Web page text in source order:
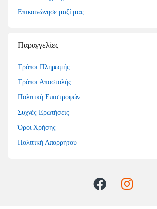
Επικοινώνησε μαζί μας
Παραγγελίες
Τρόποι Πληρωμής
Τρόποι Αποστολής
Πολιτική Επιστροφών
Συχνές Ερωτήσεις
Όροι Χρήσης
Πολιτική Απορρήτου